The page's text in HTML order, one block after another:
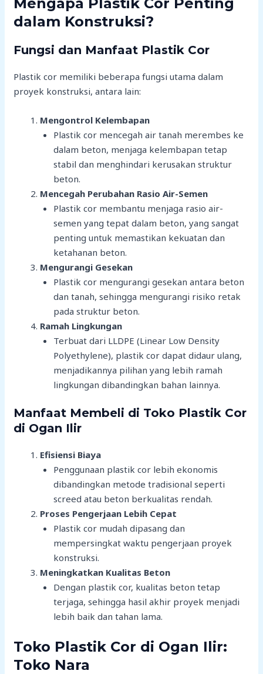
dalam Konstruksi?
Fungsi dan Manfaat Plastik Cor
Plastik cor memiliki beberapa fungsi utama dalam
proyek konstruksi, antara lain:
Mengontrol Kelembapan
Plastik cor mencegah air tanah merembes ke
dalam beton, menjaga kelembapan tetap
stabil dan menghindari kerusakan struktur
beton.
Mencegah Perubahan Rasio Air-Semen
Plastik cor membantu menjaga rasio air-
semen yang tepat dalam beton, yang sangat
penting untuk memastikan kekuatan dan
ketahanan beton.
Mengurangi Gesekan
Plastik cor mengurangi gesekan antara beton
dan tanah, sehingga mengurangi risiko retak
pada struktur beton.
Ramah Lingkungan
Terbuat dari LLDPE (Linear Low Density
Polyethylene), plastik cor dapat didaur ulang,
menjadikannya pilihan yang lebih ramah
lingkungan dibandingkan bahan lainnya.
Manfaat Membeli di Toko Plastik Cor
di Ogan Ilir
Efisiensi Biaya
Penggunaan plastik cor lebih ekonomis
dibandingkan metode tradisional seperti
screed atau beton berkualitas rendah.
Proses Pengerjaan Lebih Cepat
Plastik cor mudah dipasang dan
mempersingkat waktu pengerjaan proyek
konstruksi.
Meningkatkan Kualitas Beton
Dengan plastik cor, kualitas beton tetap
terjaga, sehingga hasil akhir proyek menjadi
lebih baik dan tahan lama.
Toko Plastik Cor di Ogan Ilir:
Toko Nara